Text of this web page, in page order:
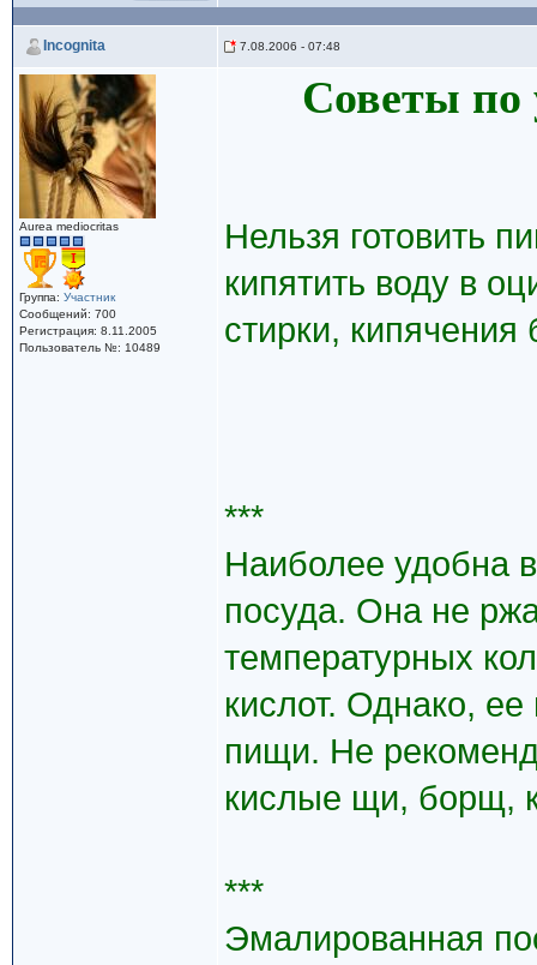
Incognita 7.08.2006 - 07:48
Aurea mediocritas
Группа: Участник
Сообщений: 700
Регистрация: 8.11.2005
Пользователь №: 10489
Советы по
Нельзя готовить
кипятить воду в
стирки,
***
Наиболее удобна
посуда. Она не
температурных
кислот. Однако,
пищи. Не
кислые щи, борщ,
***
Эмалированная